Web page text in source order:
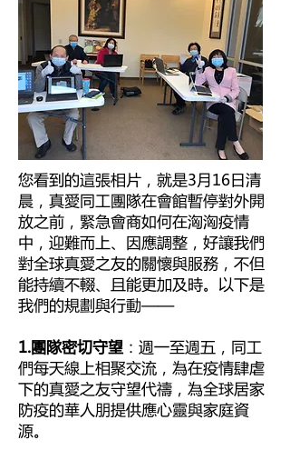
您看到的這張相片，就是3月16日清
晨，真愛同工團隊在會館暫停對外開
放之前，緊急會商如何在洶洶疫情
中，迎難而上、因應調整，好讓我們
對全球真愛之友的關懷與服務，不但
能持續不輟、且能更加及時。以下是
我們的規劃與行動——
1.團隊密切守望 ：週一至週五，同工
們每天線上相聚交流，為在疫情肆虐
下的真愛之友守望代禱，為全球居家
防疫的華人朋提供應心靈與家庭資
源。